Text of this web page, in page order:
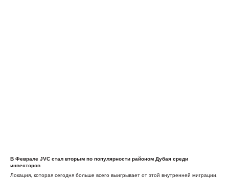
В Феврале JVC стал вторым по популярности районом Дубая среди
инвесторов
Локация, которая сегодня больше всего выигрывает от этой внутренней миграции,